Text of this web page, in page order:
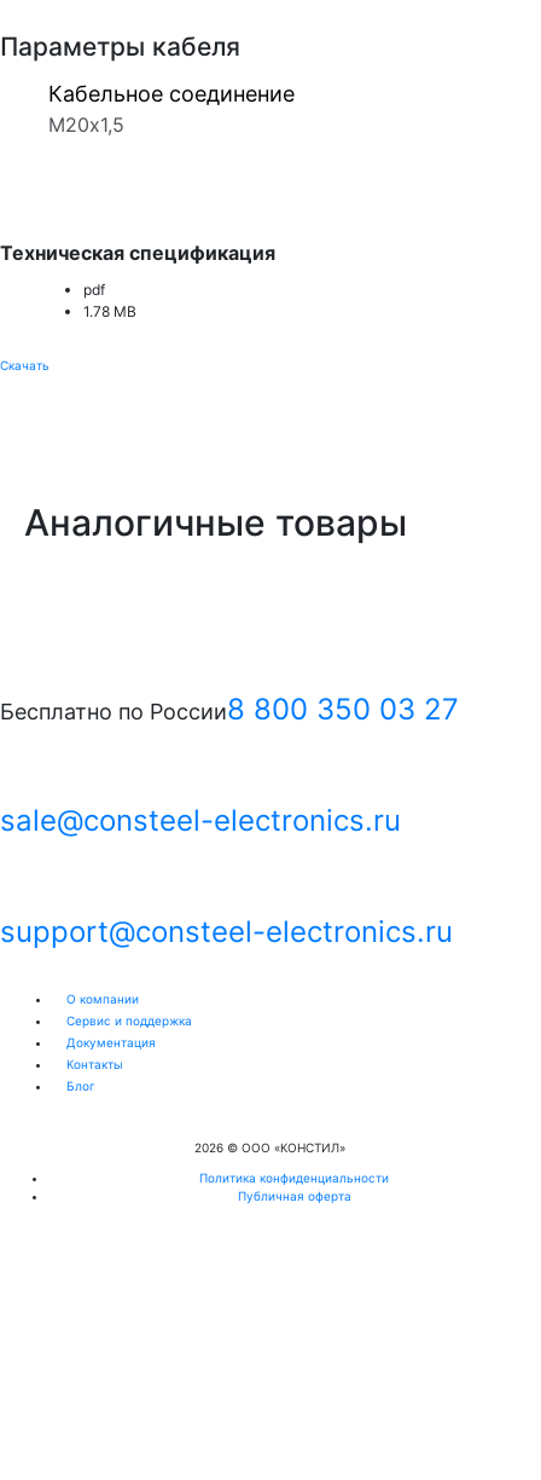
Параметры кабеля
Кабельное соединение
М20х1,5
Техническая спецификация
pdf
1.78 MB
Скачать
Аналогичные товары
Бесплатно по России8 800 350 03 27
sale@consteel-electronics.ru
support@consteel-electronics.ru
О компании
Сервис и поддержка
Документация
Контакты
Блог
2026 © OOO «КОНСТИЛ»
Политика конфиденциальности
Публичная оферта